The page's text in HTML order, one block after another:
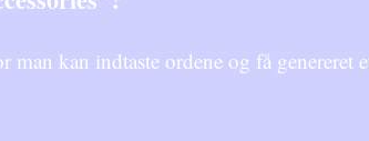
kan indtaste ordene og få genereret